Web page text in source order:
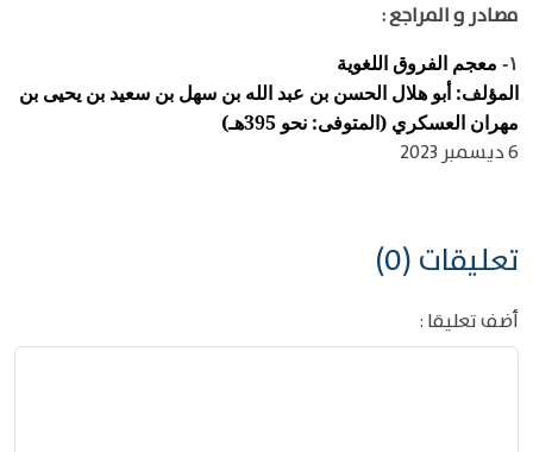
مصادر و المراجع :
١-
معجم الفروق اللغوية
المؤلف: أبو هلال الحسن بن عبد الله بن سهل بن سعيد بن يحيى بن
مهران العسكري (المتوفى: نحو 395هـ)
6 ديسمبر 2023
تعليقات (0)
أضف تعليقا :